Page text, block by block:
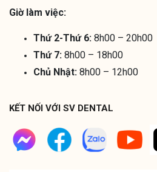
KẾT NỐI VỚI SV DENTAL
Giờ làm việc:
Thứ 2-Thứ 6: 8h00 – 20h00
Thứ 7: 8h00 – 18h00
Chủ Nhật: 8h00 – 12h00